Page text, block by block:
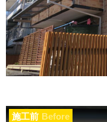
施工前 Before